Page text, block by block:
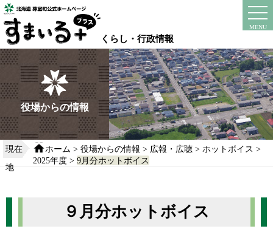
本
文
へ
移
動
る
くらし・行政情報
MENU
instagram
役場からの情報
現在
地
ホーム >役場からの情報 > 広報・広聴 > ホットボイス >
2025年度 >9月分ホットボイス
９月分ホットボイス